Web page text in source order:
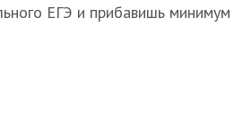
ЕГЭ и прибавишь